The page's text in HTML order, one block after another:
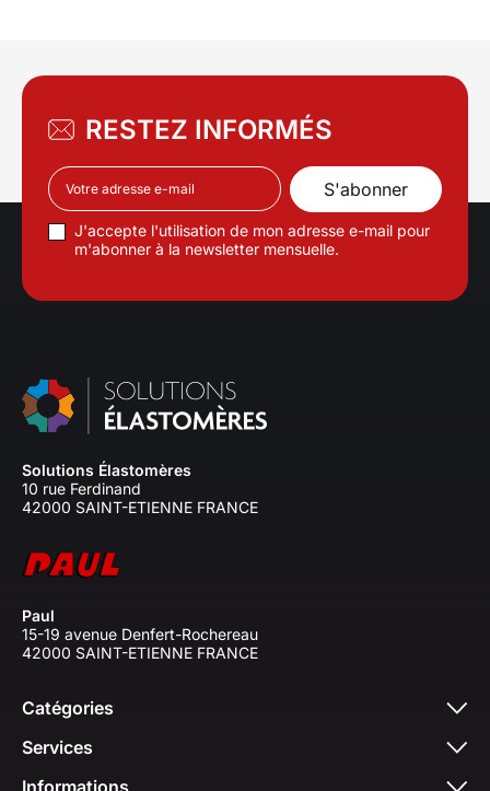
RESTEZ INFORMÉS
J'accepte l'utilisation de mon adresse e-mail pour
m'abonner à la newsletter mensuelle.
Solutions Élastomères
10 rue Ferdinand
42000 SAINT-ETIENNE FRANCE
Paul
15-19 avenue Denfert-Rochereau
42000 SAINT-ETIENNE FRANCE
Catégories
Services